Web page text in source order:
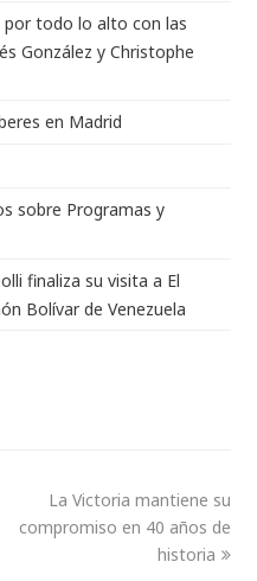
por todo lo alto con las
González y Christophe
en Madrid
sobre Programas y
finaliza su visita a El
Bolívar de Venezuela
La Victoria mantiene su
compromiso en 40 años de
historia